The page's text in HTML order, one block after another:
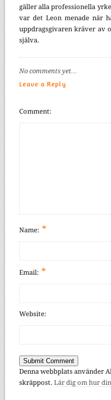
gäller alla professionella
var det Leon menade när
uppdragsgivaren kräver av
själva.
No comments yet…
Leave a Reply
Comment
Name: *
Email: *
Website:
Denna webbplats använder
skräppost. Lär dig om hur